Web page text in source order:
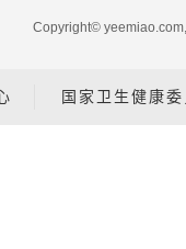
Copyright©
国家卫生健康